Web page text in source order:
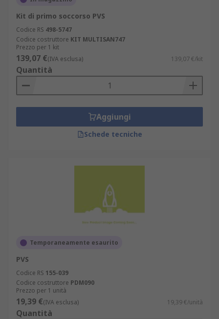
Kit di primo soccorso PVS
Codice RS 498-5747
Codice costruttore KIT MULTISAN747
Prezzo per 1 kit
139,07 €(IVA esclusa) 139,07 €/kit
Quantità
Aggiungi
Schede tecniche
Temporaneamente esaurito
PVS
Codice RS 155-039
Codice costruttore PDM090
Prezzo per 1 unità
19,39 €(IVA esclusa) 19,39 €/unità
Quantità